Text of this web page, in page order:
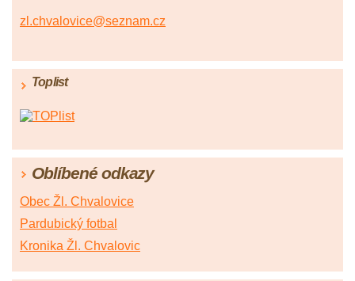
zl.chvalovice@seznam.cz
Toplist
Oblíbené odkazy
Obec Žl. Chvalovice
Pardubický fotbal
Kronika Žl. Chvalovic